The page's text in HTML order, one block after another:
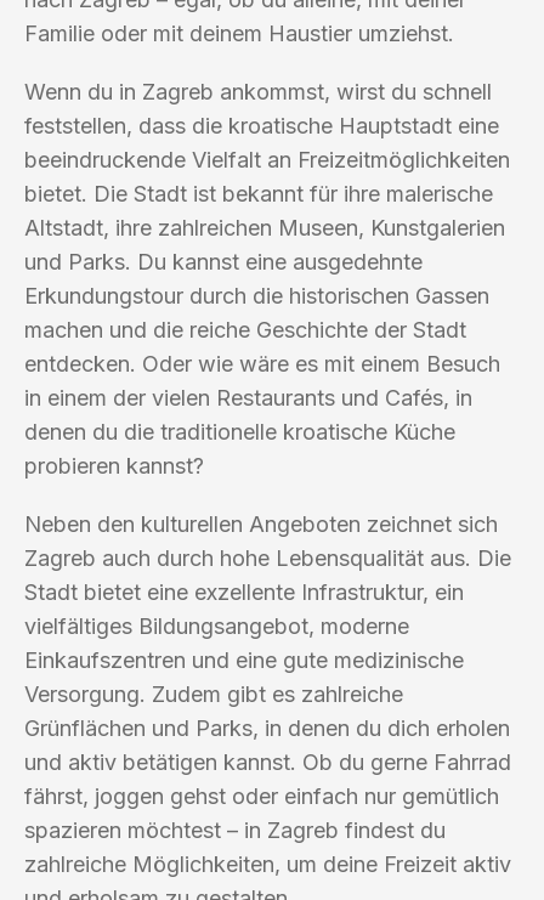
Familie oder mit deinem Haustier umziehst.
Wenn du in Zagreb ankommst, wirst du schnell
feststellen, dass die kroatische Hauptstadt eine
beeindruckende Vielfalt an Freizeitmöglichkeiten
bietet. Die Stadt ist bekannt für ihre malerische
Altstadt, ihre zahlreichen Museen, Kunstgalerien
und Parks. Du kannst eine ausgedehnte
Erkundungstour durch die historischen Gassen
machen und die reiche Geschichte der Stadt
entdecken. Oder wie wäre es mit einem Besuch
in einem der vielen Restaurants und Cafés, in
denen du die traditionelle kroatische Küche
probieren kannst?
Neben den kulturellen Angeboten zeichnet sich
Zagreb auch durch hohe Lebensqualität aus. Die
Stadt bietet eine exzellente Infrastruktur, ein
vielfältiges Bildungsangebot, moderne
Einkaufszentren und eine gute medizinische
Versorgung. Zudem gibt es zahlreiche
Grünflächen und Parks, in denen du dich erholen
und aktiv betätigen kannst. Ob du gerne Fahrrad
fährst, joggen gehst oder einfach nur gemütlich
spazieren möchtest – in Zagreb findest du
zahlreiche Möglichkeiten, um deine Freizeit aktiv